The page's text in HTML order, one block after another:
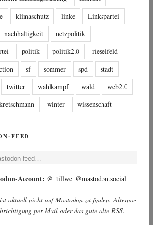
klimaschutz linke
Linkspartei
nachhaltigkeit
netzpolitik
politik politik2.0
rieselfeld
sf sommer spd
stadt
twitter wahlkampf wald
web2.0
winter wissenschaft
FEED
feed…
Account: @_tillwe_@mastodon.social
aktu­ell nicht auf Mast­o­don zu fin­den. Alter­na­
per Mail oder das gute alteRSS.